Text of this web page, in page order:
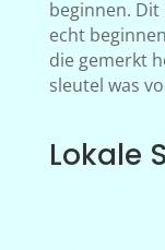
beginnen.
echt
die gemerkt
sleutel was
Lokale